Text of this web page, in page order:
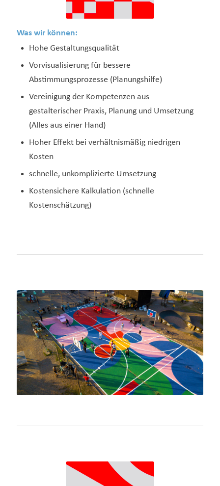
Was wir können:
Hohe Gestaltungsqualität
Vorvisualisierung für bessere
Abstimmungsprozesse (Planungshilfe)
Vereinigung der Kompetenzen aus
gestalterischer Praxis, Planung und Umsetzung
(Alles aus einer Hand)
Hoher Effekt bei verhältnismäßig niedrigen
Kosten
schnelle, unkomplizierte Umsetzung
Kostensichere Kalkulation (schnelle
Kostenschätzung)